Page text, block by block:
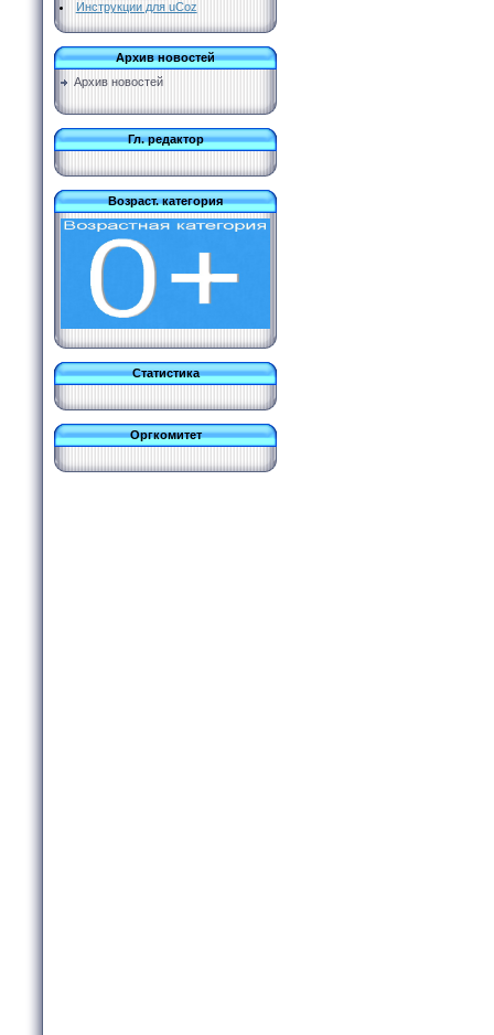
Инструкции для uCoz
Архив новостей
Архив новостей
Гл. редактор
Возраст. категория
Статистика
Оргкомитет